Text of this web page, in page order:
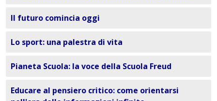
Il futuro comincia oggi
Lo sport: una palestra di vita
Pianeta Scuola: la voce della Scuola Freud
Educare al pensiero critico: come orientarsi